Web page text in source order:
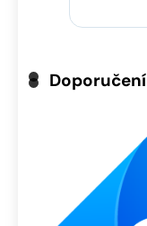
Doporučení